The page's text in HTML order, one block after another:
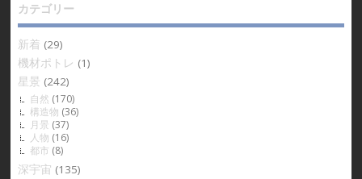
カテゴリー
新着 (29)
機材ポトレ (1)
星景 (242)
自然 (170)
構造物 (36)
月景 (37)
人物 (16)
都市 (8)
深宇宙 (135)